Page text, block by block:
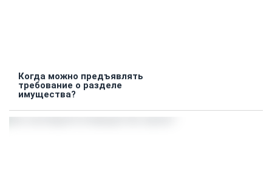
Когда можно предъявлять
требование о разделе
имущества?